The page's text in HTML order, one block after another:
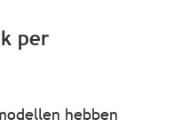
per
hebben